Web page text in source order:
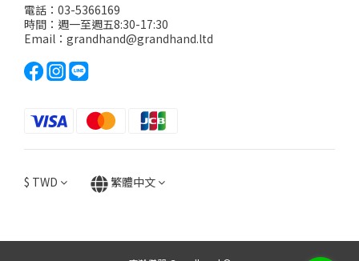
電話：03-5366169
時間：週一至週五8:30-17:30
Email：grandhand@grandhand.ltd
$ TWD 繁體中文